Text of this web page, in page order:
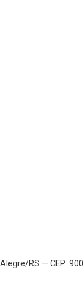
RS — CEP: